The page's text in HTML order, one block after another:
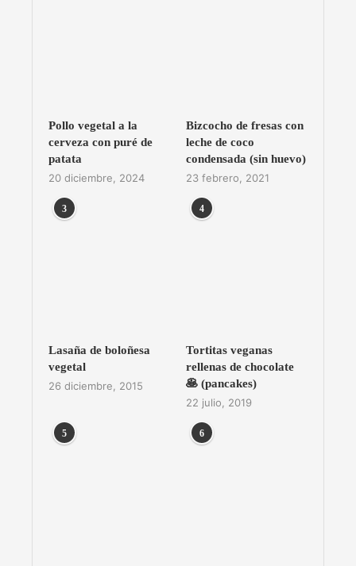
Pollo vegetal a la
cerveza con puré de
patata
20 diciembre, 2024
Bizcocho de fresas con
leche de coco
condensada (sin huevo)
23 febrero, 2021
3
Lasaña de boloñesa
vegetal
26 diciembre, 2015
4
Tortitas veganas
rellenas de chocolate
🥞 (pancakes)
22 julio, 2019
5 6